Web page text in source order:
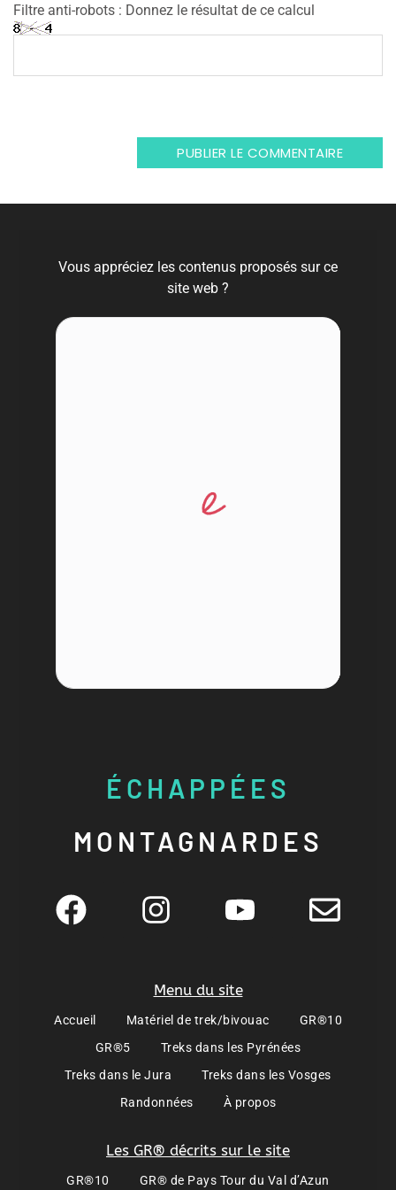
Filtre anti-robots : Donnez le résultat de ce calcul
Vous appréciez les contenus proposés sur ce
site web ?
ÉCHAPPÉES
MONTAGNARDES
Menu du site
Accueil Matériel de trek/bivouac
GR®10
GR®5
Treks dans les Pyrénées
Treks dans le Jura
Treks dans les Vosges
Randonnées
À propos
Les GR® décrits sur le site
GR®10
GR® de Pays Tour du Val d’Azun